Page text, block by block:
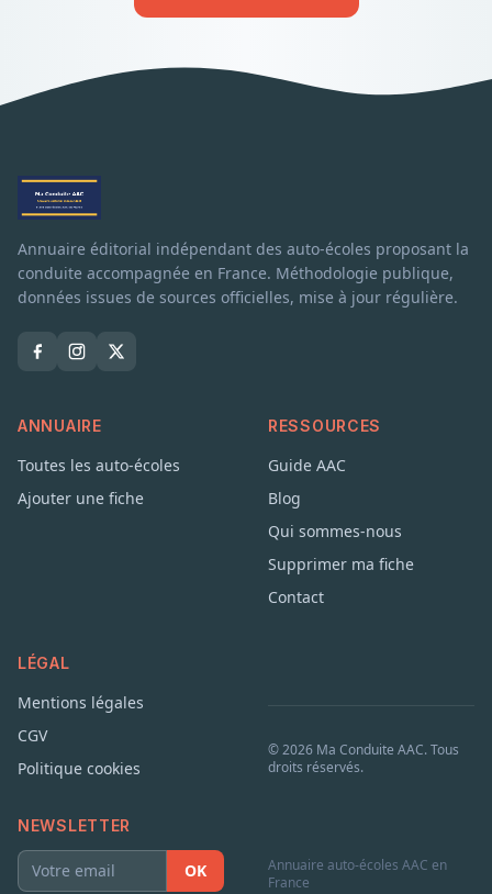
Annuaire éditorial indépendant des auto-écoles proposant la
conduite accompagnée en France. Méthodologie publique,
données issues de sources officielles, mise à jour régulière.
ANNUAIRE
Toutes les auto-écoles
Ajouter une fiche
RESSOURCES
Guide AAC
Blog
Qui sommes-nous
Supprimer ma fiche
Contact
LÉGAL
Mentions légales
CGV
Politique cookies
NEWSLETTER
OK
© 2026 Ma Conduite AAC. Tous
droits réservés.
Annuaire auto-écoles AAC en
France